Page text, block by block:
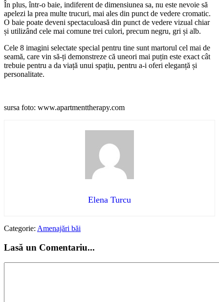
În plus, într-o baie, indiferent de dimensiunea sa, nu este nevoie să
apelezi la prea multe trucuri, mai ales din punct de vedere cromatic.
O baie poate deveni spectaculoasă din punct de vedere vizual chiar
și utilizând cele mai comune trei culori, precum negru, gri și alb.
Cele 8 imagini selectate special pentru tine sunt martorul cel mai de
seamă, care vin să-ți demonstreze că uneori mai puțin este exact cât
trebuie pentru a da viață unui spațiu, pentru a-i oferi eleganță și
personalitate.
sursa foto: www.apartmenttherapy.com
Elena Turcu
Categorie: Amenajări băi
Lasă un Comentariu...